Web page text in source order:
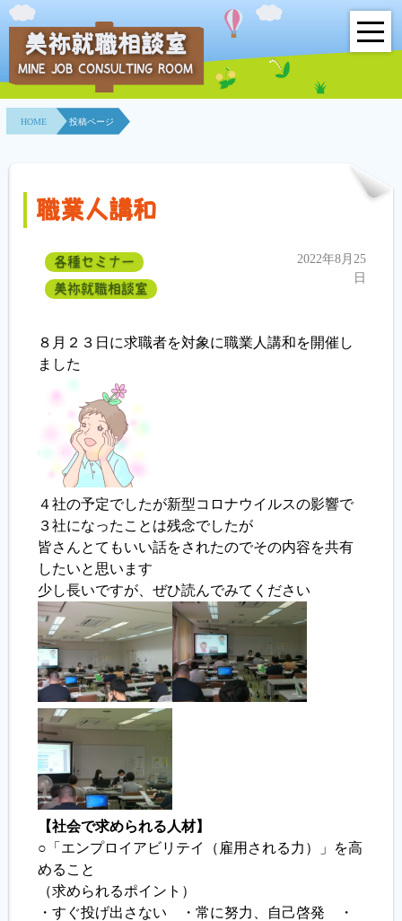
HOME
事業所紹介
相談室とは？
利用者の声
各種セミナー
履歴書ジェネレーター
美祢就職相談室
MINE JOB CONSULTING ROOM
HOME 投稿ページ
職業人講和
各種セミナー
美祢就職相談室
2022年8月25
日
８月２３日に求職者を対象に職業人講和を開催し
ました
４社の予定でしたが新型コロナウイルスの影響で
３社になったことは残念でしたが
皆さんとてもいい話をされたのでその内容を共有
したいと思います
少し長いですが、ぜひ読んでみてください
【社会で求められる人材】
○「エンプロイアビリテイ（雇用される力）」を高
めること
（求められるポイント）
・すぐ投げ出さない ・常に努力、自己啓発 ・